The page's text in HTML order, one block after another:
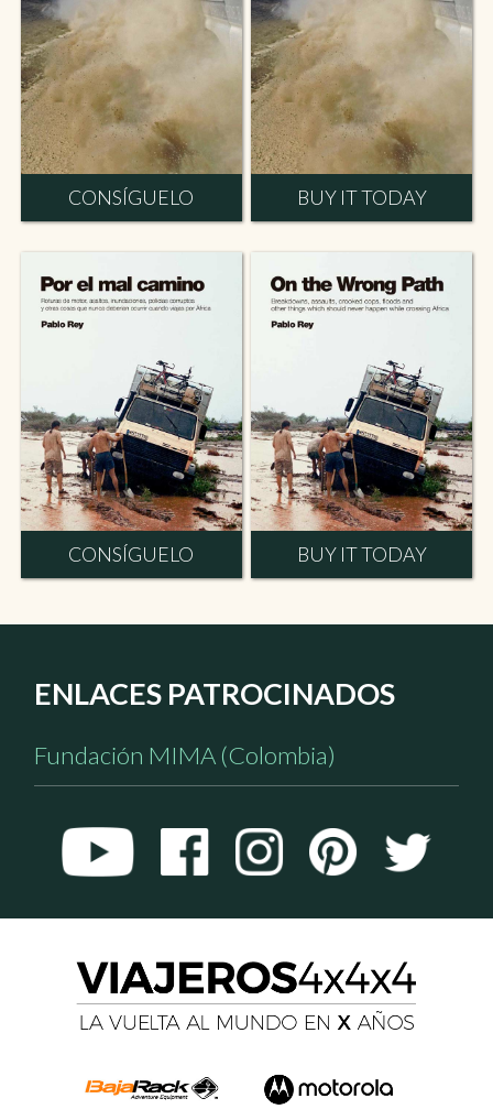
CONSÍGUELO BUY IT TODAY
CONSÍGUELO BUY IT TODAY
ENLACES PATROCINADOS
Fundación MIMA (Colombia)